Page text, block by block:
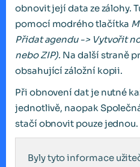
obnovit její data ze zálohy.
pomocí modrého tlačítka
Přidat agendu -> Vytvořit
nebo ZIP). Na další straně
obsahující záložní kopii.
Při obnovení dat je nutné
jednotlivě, naopak
stačí obnovit pouze jednou.
Byly tyto informace